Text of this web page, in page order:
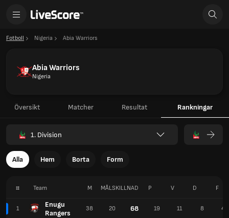
Fotboll Nigeria Abia Warriors
Abia Warriors
Nigeria
Översikt Matcher Resultat Rankningar
1. Division
Alla Hem Borta Form
# Team
1
Enugu
Rangers
M MÅLSKILLNAD P V D F
38 20 68 19 11 8 47